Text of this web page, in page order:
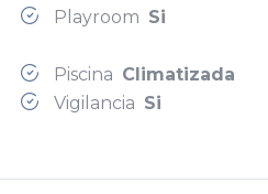
Playroom Si
Piscina Climatizada
Vigilancia Si